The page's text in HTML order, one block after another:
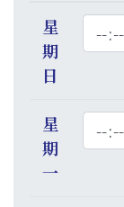
星
期
日
間
星
期
一
間